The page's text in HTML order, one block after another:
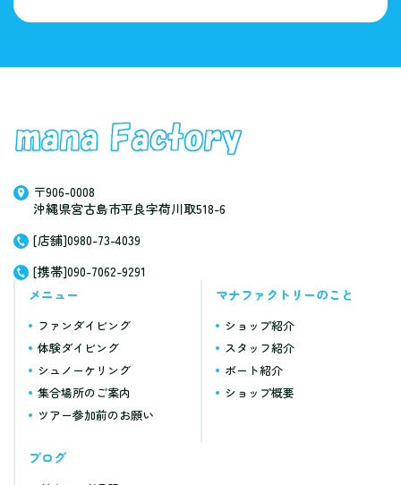
〒906-0008
沖縄県宮古島市平良字荷川取518-6
[店舗]0980-73-4039
[携帯]090-7062-9291
メニュー
ファンダイビング
体験ダイビング
シュノーケリング
集合場所のご案内
ツアー参加前のお願い
マナファクトリーのこと
ショップ紹介
スタッフ紹介
ボート紹介
ショップ概要
ブログ